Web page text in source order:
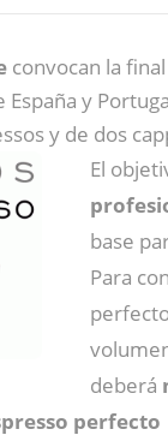
convocan la
y
y de dos
El
base
Para
deberá
perfecto